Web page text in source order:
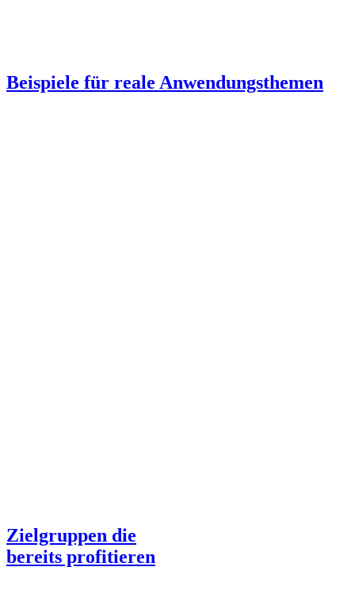
Beispiele für reale Anwendungsthemen
Zielgruppen die
bereits profitieren